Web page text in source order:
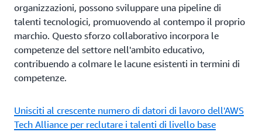
organizzazioni, possono sviluppare una pipeline di
talenti tecnologici, promuovendo al contempo il proprio
marchio. Questo sforzo collaborativo incorpora le
competenze del settore nell'ambito educativo,
contribuendo a colmare le lacune esistenti in termini di
competenze.
Unisciti al crescente numero di datori di lavoro dell'AWS
Tech Alliance per reclutare i talenti di livello base